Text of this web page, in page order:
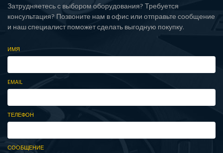
Затрудняетесь с выбором оборудования? Требуется
консультация? Позвоните нам в офис или отправьте сообщение
и наш специалист поможет сделать выгодную покупку.
ИМЯ
EMAIL
ТЕЛЕФОН
СООБЩЕНИЕ